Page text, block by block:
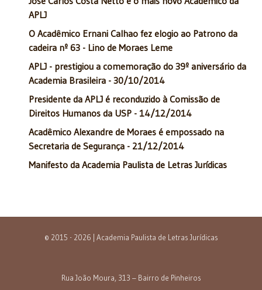
APLJ
O Acadêmico Ernani Calhao fez elogio ao Patrono da
cadeira nº 63 - Lino de Moraes Leme
APLJ - prestigiou a comemoração do 39º aniversário da
Academia Brasileira - 30/10/2014
Presidente da APLJ é reconduzido à Comissão de
Direitos Humanos da USP - 14/12/2014
Acadêmico Alexandre de Moraes é empossado na
Secretaria de Segurança - 21/12/2014
Manifesto da Academia Paulista de Letras Jurídicas
© 2015 - 2026 | Academia Paulista de Letras Jurídicas
Rua João Moura, 313 – Bairro de Pinheiros